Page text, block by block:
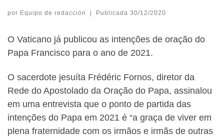
por Equipo de redacción | Publicada 30/12/2020
O Vaticano já publicou as intenções de oração do
Papa Francisco para o ano de 2021.
O sacerdote jesuíta Frédéric Fornos, diretor da
Rede do Apostolado da Oração do Papa, assinalou
em uma entrevista que o ponto de partida das
intenções do Papa em 2021 é “a graça de viver em
plena fraternidade com os irmãos e irmãs de outras